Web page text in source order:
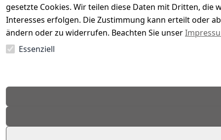
Es hat noch niemand eine Bewertung für diesen
gesetzte Cookies. Wir teilen diese Daten mit Dritten,
Interesses erfolgen. Die Zustimmung kann erteilt oder
ändern oder zu widerrufen. Beachten Sie unser
Essenziell